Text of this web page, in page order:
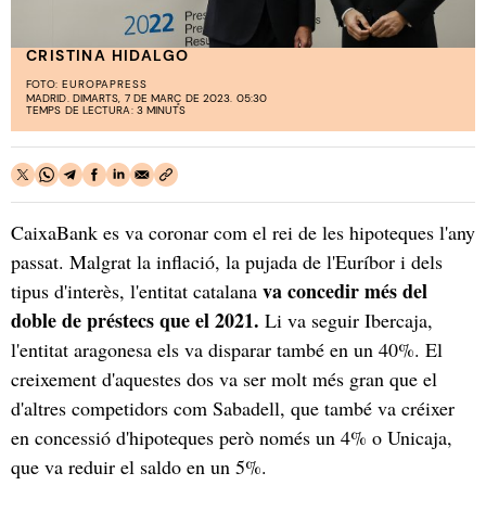
CRISTINA HIDALGO
FOTO: EUROPAPRESS
MADRID. DIMARTS, 7 DE MARÇ DE 2023. 05:30
TEMPS DE LECTURA: 3 MINUTS
CaixaBank es va coronar com el rei de les hipoteques l'any
passat. Malgrat la inflació, la pujada de l'Euríbor i dels
tipus d'interès, l'entitat catalana va concedir més del
doble de préstecs que el 2021. Li va seguir Ibercaja,
l'entitat aragonesa els va disparar també en un 40%. El
creixement d'aquestes dos va ser molt més gran que el
d'altres competidors com Sabadell, que també va créixer
en concessió d'hipoteques però només un 4% o Unicaja,
que va reduir el saldo en un 5%.